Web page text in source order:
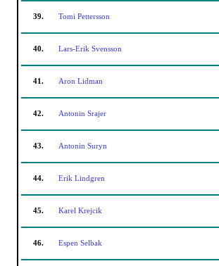
39. Tomi Pettersson
40. Lars-Erik Svensson
41. Aron Lidman
42. Antonin Srajer
43. Antonin Suryn
44. Erik Lindgren
45. Karel Krejcik
46. Espen Selbak